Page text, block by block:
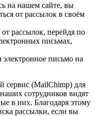
на нашем сайте, вы
от рассылок в своём
рассылок, перейдя по
письмах,
письмо на
сервис (MailChimp) для
сотрудников видят
в них. Благодаря этому
рассылки, если вы